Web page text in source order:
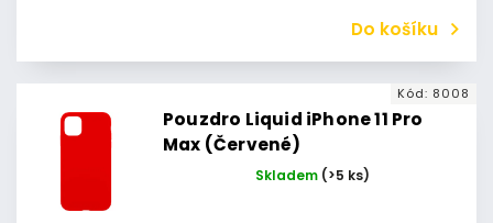
Do košíku
Pouzdro Liquid iPhone 11 Pro
Max (Červené)
Skladem (>5 ks)
Kód: 8008